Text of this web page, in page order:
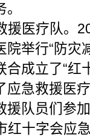
医疗队。
院举行“防灾
合成立了“
应急救援医
援队员们参
十字会应急